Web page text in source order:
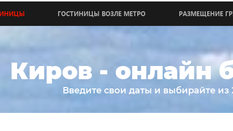
ГОСТИНИЦЫ ВОЗЛЕ МЕТРО РАЗМЕЩЕНИЕ
Киров - онлайн
Введите свои даты и выбирайте